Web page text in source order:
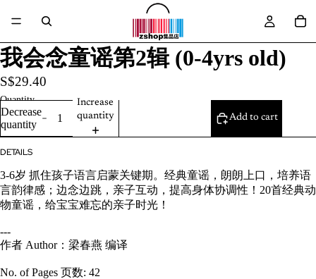
我会念童谣第2辑 (0-4yrs old)
S$29.40
Quantity
Decrease
quantity
Increase
quantity
Add to cart
DETAILS
3-6岁 抓住孩子语言启蒙关键期。经典童谣，朗朗上口，培养语
言韵律感；边念边跳，亲子互动，提高身体协调性！20首经典动
物童谣，给宝宝难忘的亲子时光！
---
作者 Author：梁春燕 编译
No. of Pages 页数: 42